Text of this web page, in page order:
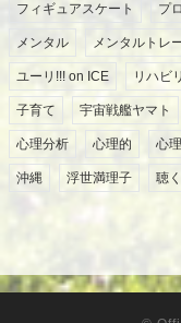
フィギュアスケート プロ
メンタル メンタルトレ
ユーリ!!! on ICE リハビリ
子育て 宇宙戦艦ヤマト
心理分析 心理的 心
沖縄 浮世満理子 聴